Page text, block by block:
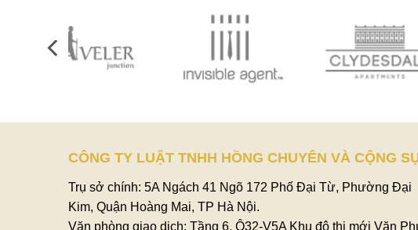
CÔNG TY LUẬT TNHH HỒNG CHUYÊN VÀ CỘNG
Trụ sở chính: 5A Ngách 41 Ngõ 172 Phố Đại Từ, Phường Đại
Kim, Quận Hoàng Mai, TP Hà Nội.
Văn phòng giao dịch: Tầng 6, Ô32-V5A Khu đô thị mới Văn